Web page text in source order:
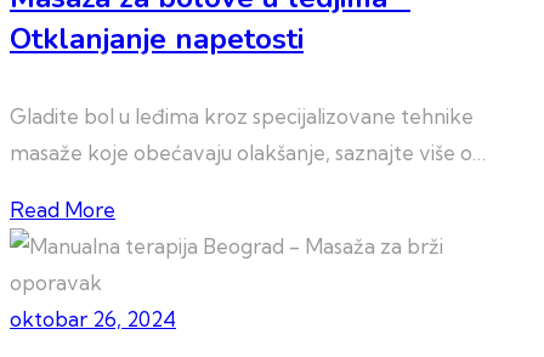
Otklanjanje napetosti
Gladite bol u leđima kroz specijalizovane tehnike
masaže koje obećavaju olakšanje, saznajte više o…
Read More
oktobar 26, 2024